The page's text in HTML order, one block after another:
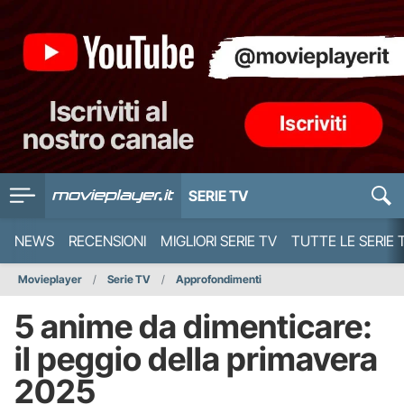
SERIE TV
NEWS RECENSIONI MIGLIORI SERIE TV TUTTE LE SERIE
Movieplayer Serie TV Approfondimenti
5 anime da dimenticare:
il peggio della primavera
2025